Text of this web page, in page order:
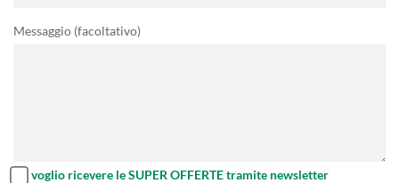
Messaggio (facoltativo)
voglio ricevere le SUPER OFFERTE tramite newsletter